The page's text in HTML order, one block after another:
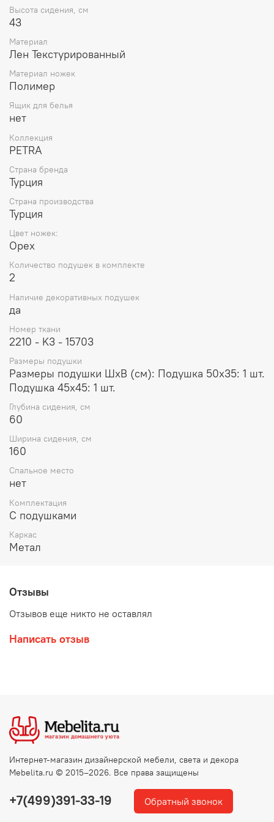
* Ножки в двух цветовых вариантах: дымчатый и
ореховый
* Подушки на спинке можно убрать и использовать
диван в качестве спального места
* Прочная обивка дивана проста в уходе и устойчива к
царапинам.
* Высокие ножки облегчают уборку
Высота сидения, см
43
Материал
Лен Текстурированный
Материал ножек
Полимер
Ящик для белья
нет
Коллекция
PETRA
Страна бренда
Турция
Страна производства
Турция
Цвет ножек:
Орех
Количество подушек в комплекте
2
Наличие декоративных подушек
да
Номер ткани
2210 - K3 - 15703
Размеры подушки
Размеры подушки ШxВ (см): Подушка 50x35: 1 шт.
Подушка 45x45: 1 шт.
Глубина сидения, см
60
Ширина сидения, см
160
Спальное место
нет
Комплектация
С подушками
Каркас
Метал
Отзывы
Отзывов еще никто не оставлял
Написать отзыв
+7(499)391-33-19 Обратный звонок
Интернет-магазин дизайнерской мебели, света и декора
Mebelita.ru © 2015–2026. Все права защищены